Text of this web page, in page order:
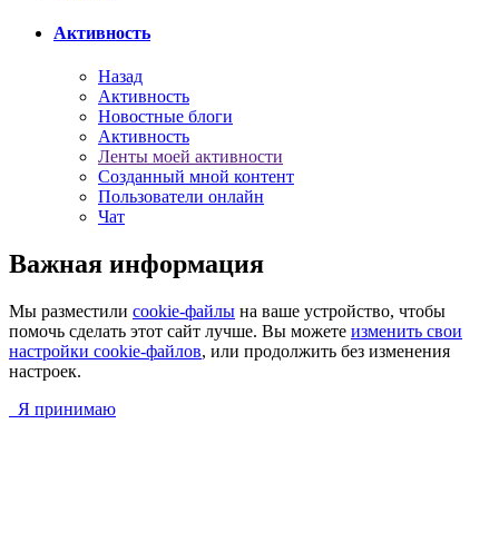
Активность
Назад
Активность
Новостные блоги
Активность
Ленты моей активности
Созданный мной контент
Пользователи онлайн
Чат
Важная информация
Мы разместили cookie-файлы на ваше устройство, чтобы
помочь сделать этот сайт лучше. Вы можете изменить свои
настройки cookie-файлов, или продолжить без изменения
настроек.
Я принимаю